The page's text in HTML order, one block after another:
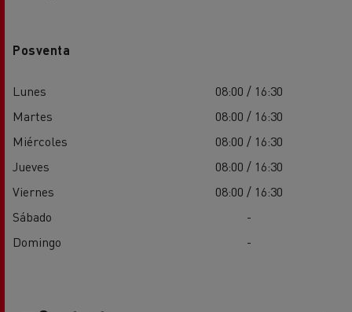
Posventa
Lunes
08:00 / 16:30
Martes
08:00 / 16:30
Miércoles
08:00 / 16:30
Jueves
08:00 / 16:30
Viernes
08:00 / 16:30
Sábado
-
Domingo
-